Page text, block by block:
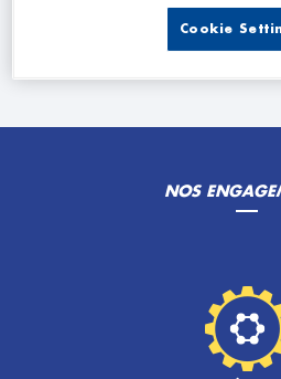
Trouver un Garage Premier
Montrevault-sur-Èvre
NOS
Cookie